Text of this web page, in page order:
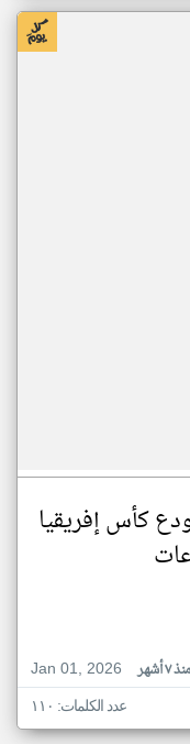
كأس إفريقيا
Jan 01, 2026
٧ أشهر
عدد الكلمات: ١١٠